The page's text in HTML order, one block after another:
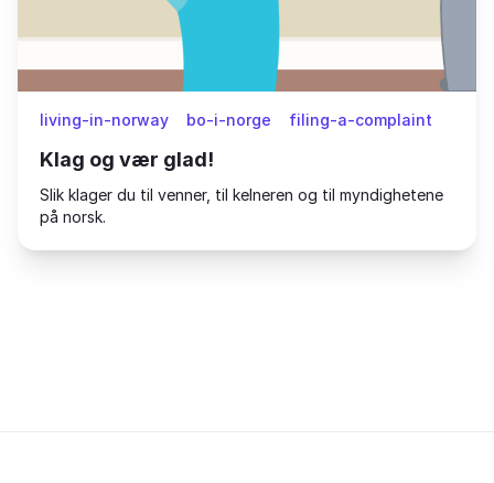
living-in-norway bo-i-norge filing-a-complaint
Klag og vær glad!
Slik klager du til venner, til kelneren og til myndighetene
på norsk.